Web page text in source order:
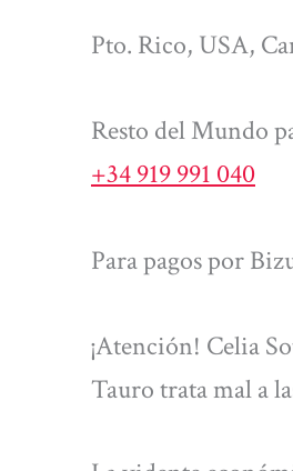
Pto. Rico, USA,
Resto del Mundo
+34 919 991 040
Para pagos por
¡Atención! Celia
Tauro trata mal a